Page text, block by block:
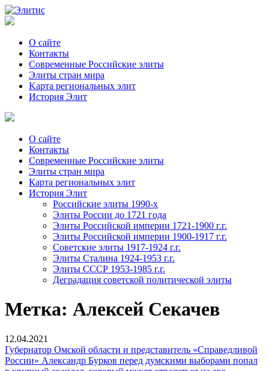
О сайте
Контакты
Современные Российские элиты
Элиты стран мира
Kартa региональных элит
История Элит
О сайте
Контакты
Современные Российские элиты
Элиты стран мира
Картa региональных элит
История Элит
Российские элиты 1990-х
Элиты России до 1721 года
Элиты Российской империи 1721-1900 г.г.
Элиты Российской империи 1900-1917 г.г.
Советские элиты 1917-1924 г.г.
Элиты Сталина 1924-1953 г.г.
Элиты СССР 1953-1985 г.г.
Деградация советской политической элиты
Метка: Алексей Секачев
12.04.2021
Губернатор Омской области и представитель «Справедливой
России» Александр Бурков перед думскими выборами попал